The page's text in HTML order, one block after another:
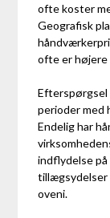
ofte koster
Geografisk
ofte er højere
Efterspørgsel
perioder med
Endelig har
indflydelse
tillægsydelser
oveni.